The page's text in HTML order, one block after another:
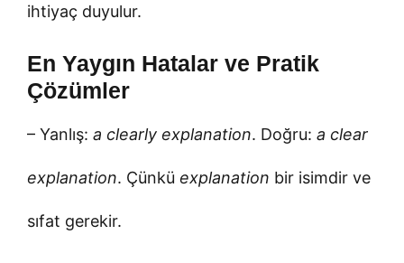
ihtiyaç duyulur.
En Yaygın Hatalar ve Pratik
Çözümler
– Yanlış: a clearly explanation. Doğru: a clear
explanation. Çünkü explanation bir isimdir ve
sıfat gerekir.